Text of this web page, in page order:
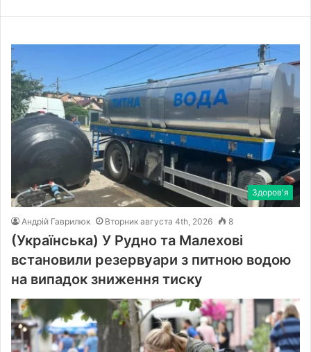
Здоров'я
Андрій Гаврилюк Вторник августа 4th, 2026 8
(Українська) У Рудно та Малехові
встановили резервуари з питною водою
на випадок зниження тиску